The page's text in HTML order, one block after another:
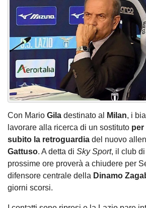
Con Mario Gila destinato al Milan, i
lavorare alla ricerca di un sostituto per
subito la retroguardia del nuovo
Gattuso. A detta di Sky Sport, il club di
prossime ore proverà a chiudere per
difensore centrale della Dinamo
giorni scorsi.